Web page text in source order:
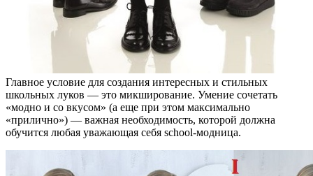
Главное условие для создания интересных и стильных
школьных луков — это микширование. Умение сочетать
«модно и со вкусом» (а еще при этом максимально
«прилично») — важная необходимость, которой должна
обучится любая уважающая себя school-модница.